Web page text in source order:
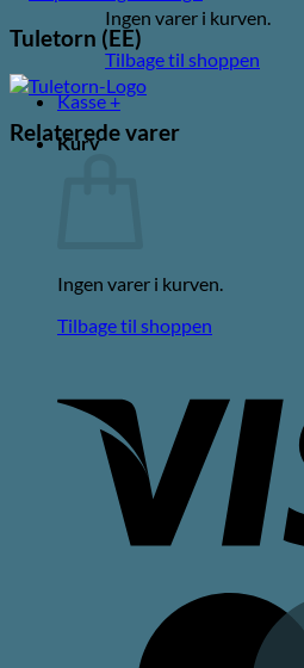
Ingen varer i kurven.
Tilbage til shoppen
Kasse+
Kurv
Ingen varer i kurven.
Tilbage til shoppen
Tuletorn (EE)
Relaterede varer